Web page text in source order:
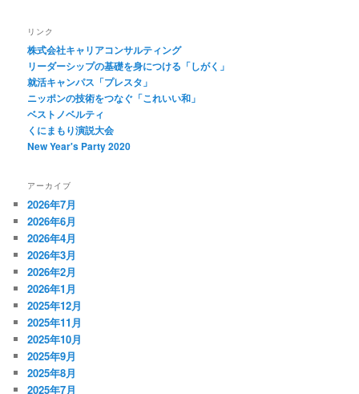
リンク
株式会社キャリアコンサルティング
リーダーシップの基礎を身につける「しがく」
就活キャンパス「プレスタ」
ニッポンの技術をつなぐ「これいい和」
ベストノベルティ
くにまもり演説大会
New Year's Party 2020
アーカイブ
2026年7月
2026年6月
2026年4月
2026年3月
2026年2月
2026年1月
2025年12月
2025年11月
2025年10月
2025年9月
2025年8月
2025年7月